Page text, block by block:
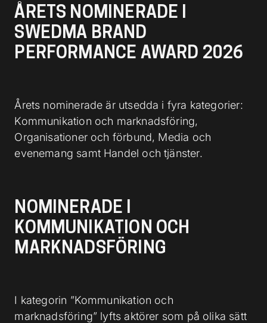
ÅRETS NOMINERADE I
SWEDMA BRAND
PERFORMANCE AWARD 2026
Årets nominerade är utsedda i fyra kategorier:
Kommunikation och marknadsföring,
Organisationer och förbund, Media och
evenemang samt Handel och tjänster.
NOMINERADE I
KOMMUNIKATION OCH
MARKNADSFÖRING
I kategorin ”Kommunikation och
marknadsföring” lyfts aktörer som på olika sätt